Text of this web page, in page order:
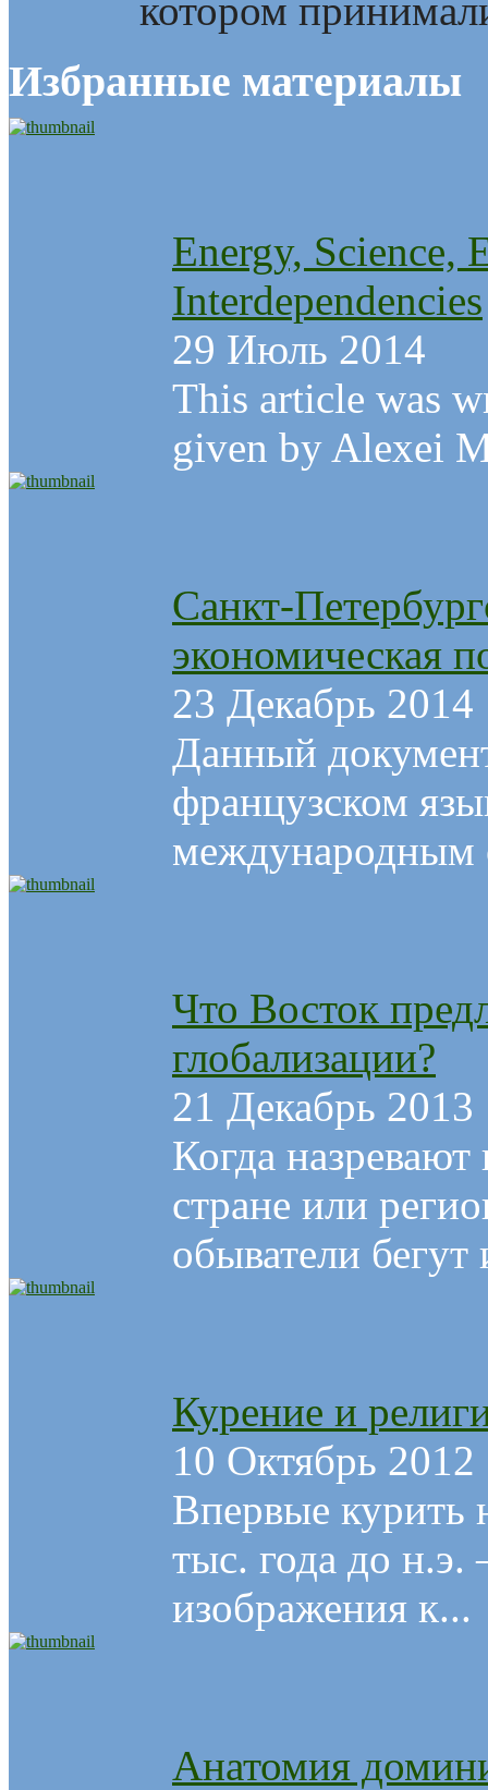
котором
Избранные материалы
Energy, Science,
Interdependencies
29 Июль 2014
This article was
given by Alexei
Санкт-
экономическая
23 Декабрь 2014
Данный
французском
международным
Что Восток
глобализации?
21 Декабрь 2013
Когда
стране или
обыватели бегут
Курение и
10 Октябрь 2012
Впервые курить
тыс. года до
изображения к...
Анатомия